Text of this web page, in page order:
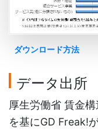
ダウンロード方法
データ出所
厚生労働省 賃金
を基にGD Freak!